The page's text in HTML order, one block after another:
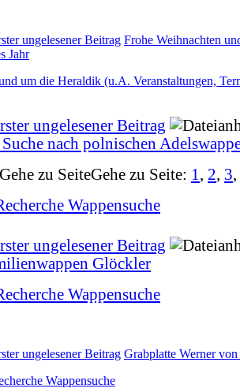
Frohe Weihnachten
Jahr
um die Heraldik (u.A. Veranstaltungen,
nach polnischen
Gehe zu Seite: 1 , 2, 3,
Wappensuche
Glöckler
Wappensuche
Grabplatte Werner
Wappensuche